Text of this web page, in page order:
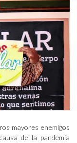
mayores enemigos
de la pandemia